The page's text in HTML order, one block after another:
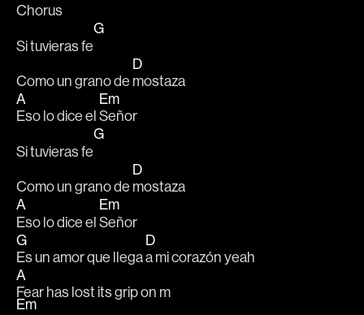
Chorus
Si tuvieras fe
G
Como un grano de
D
mostaza
A
Eso lo dice el
Em
Señor
Si tuvieras fe
G
Como un grano de
D
mostaza
A
Eso lo dice el
Em
Señor
G
Es un amor que llega
D
a mi corazón yeah
A
Fear has lost its grip on m
Em